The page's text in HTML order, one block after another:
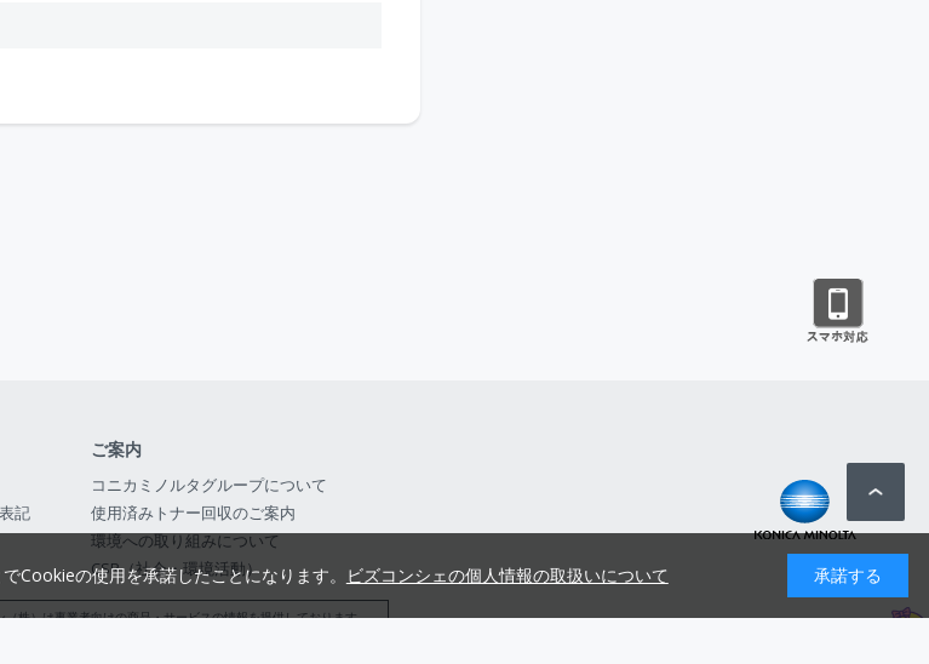
記
ご案内
コニカミノルタグループについて
使用済みトナー回収のご案内
環境への取り組みについて
CSR（社会・環境活動）
（株）は事業者向けの商品・サービスの情報を提供しております
Cookieの使用を承諾したことになります。 ビズコンシェの個人情報の取扱いについて 承諾する